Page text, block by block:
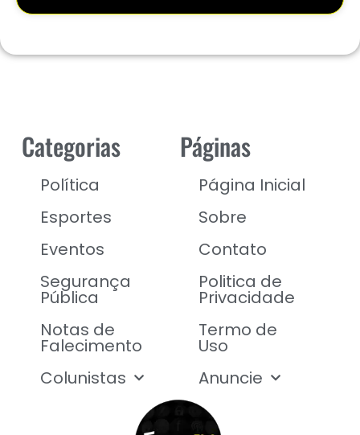
Categorias
Política
Esportes
Eventos
Segurança
Pública
Notas de
Falecimento
Colunistas
Páginas
Página Inicial
Sobre
Contato
Politica de
Privacidade
Termo de
Uso
Anuncie